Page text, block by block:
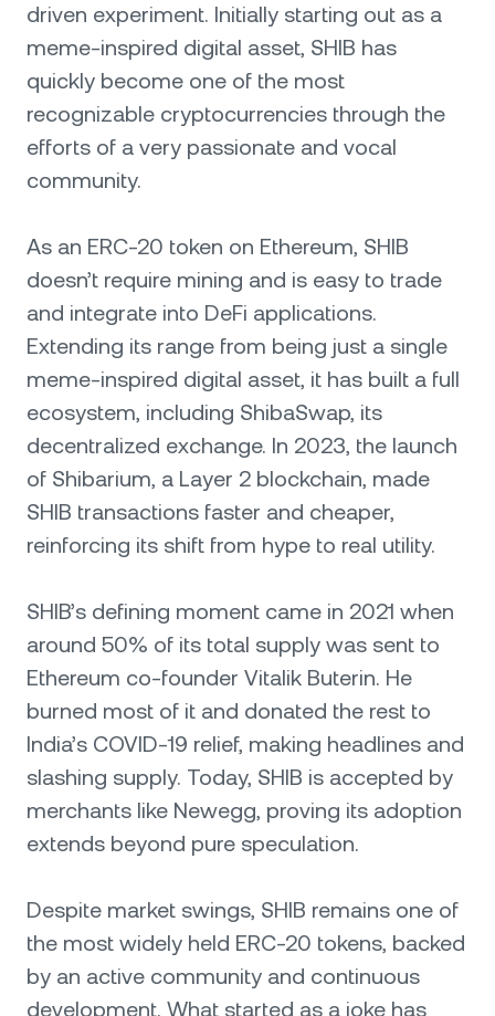
driven experiment. Initially starting out as a
meme-inspired digital asset, SHIB has
quickly become one of the most
recognizable cryptocurrencies through the
efforts of a very passionate and vocal
community.
As an ERC-20 token on Ethereum, SHIB
doesn’t require mining and is easy to trade
and integrate into DeFi applications.
Extending its range from being just a single
meme-inspired digital asset, it has built a full
ecosystem, including ShibaSwap, its
decentralized exchange. In 2023, the launch
of Shibarium, a Layer 2 blockchain, made
SHIB transactions faster and cheaper,
reinforcing its shift from hype to real utility.
SHIB’s defining moment came in 2021 when
around 50% of its total supply was sent to
Ethereum co-founder Vitalik Buterin. He
burned most of it and donated the rest to
India’s COVID-19 relief, making headlines and
slashing supply. Today, SHIB is accepted by
merchants like Newegg, proving its adoption
extends beyond pure speculation.
Despite market swings, SHIB remains one of
the most widely held ERC-20 tokens, backed
by an active community and continuous
development. What started as a joke has